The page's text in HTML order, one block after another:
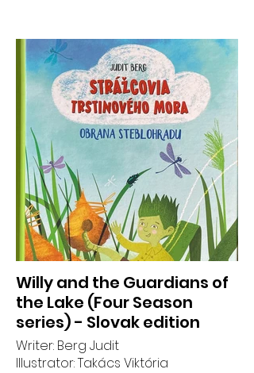
Willy and the Guardians of
the Lake (Four Season
series) - Slovak edition
Writer: Berg Judit
Illustrator: Takács Viktória